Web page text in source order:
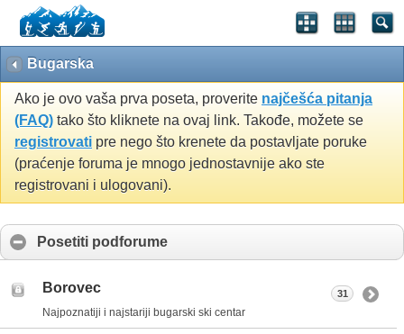
Bugarska
Ako je ovo vaša prva poseta, proverite najčešća pitanja
(FAQ) tako što kliknete na ovaj link. Takođe, možete se
registrovati pre nego što krenete da postavljate poruke
(praćenje foruma je mnogo jednostavnije ako ste
registrovani i ulogovani).
Posetiti podforume
Borovec
Najpoznatiji i najstariji bugarski ski centar
31